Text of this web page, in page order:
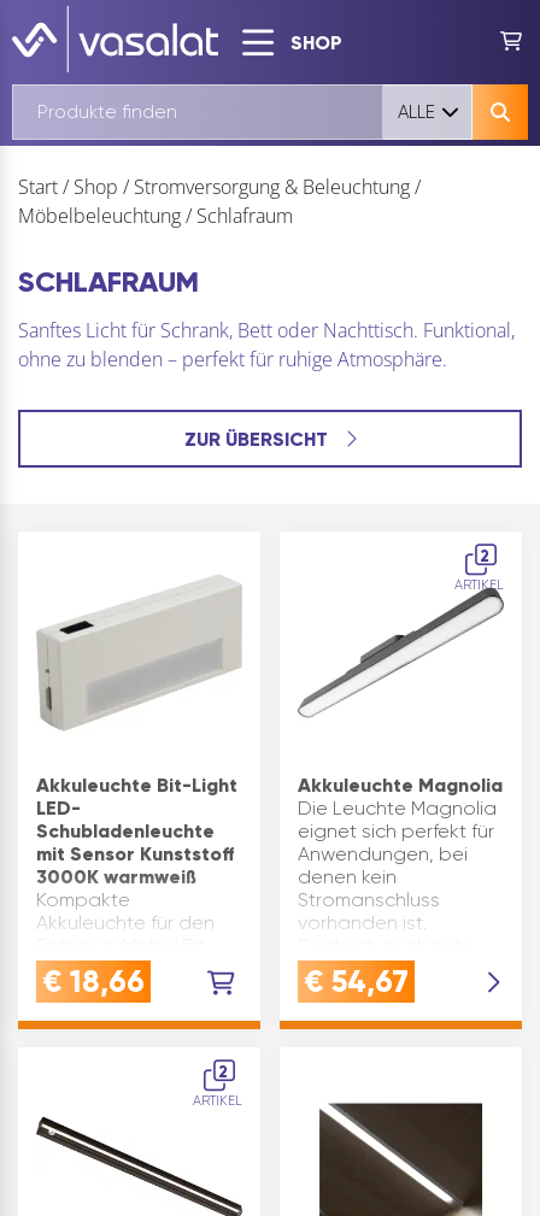
SHOP
ALLE
Start/ Shop / Stromversorgung & Beleuchtung/
Möbelbeleuchtung/ Schlafraum
SCHLAFRAUM
Sanftes Licht für Schrank, Bett oder Nachttisch. Funktional,
ohne zu blenden – perfekt für ruhige Atmosphäre.
ZUR ÜBERSICHT
Akkuleuchte Bit-Light
LED-
Schubladenleuchte
mit Sensor Kunststoff
3000K warmweiß
Kompakte
Akkuleuchte für den
Light ist die ideale
Leuchte für alle
Stromanschluss
vorhanden ist, aber
geeignet.Die Leuchte
€ 18,66
2
ARTIKEL
Akkuleuchte Magnolia
Die Leuchte Magnolia
eignet sich perfekt für
Anwendungen, bei
denen kein
Stromanschluss
vorhanden ist.
gut als
Nachrüstlösung.Durch
Magnetbefestigung
€ 54,67
2
ARTIKEL